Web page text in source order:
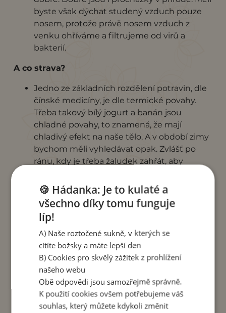
byste však dýchat studený vzduch pouze
nosem, protože právě nosem vzduch z
venku ohříváme a filtrujeme od virů a
bakterií.
A co strava?
Jedno ze základních rozdělení potravin, dle
čínské medicíny, je dle termické povahy.
Třeba takový bílý jogurt a banán jsou
chladné povahy, to znamená, že mají
chladivý efekt na naše tělo. A v období zimy
bychom měli vyhledávat opak. Zvlášť po
ránu, kdy je třeba žaludek zahřát, aby
zaraduje, když do svého jídelníčku zařadíme
teplé snídaně. Např. ovesné, rýžové, či
jakékoliv jiné kaše se sušeným ovocem a
oříšky, doplněné o skořici. Kdo nemá rád k
snídani sladké, může teplou kaši vyměnit za
teplá míchaná vajíčka s kvalitním pečivem,
nebo jakoukoliv teplou polévku.
🍪 Hádanka: Je to kulaté a
všechno díky tomu funguje
líp!
A) Naše roztočené sukně, v kterých se
cítíte božsky a máte lepší den
B) Cookies pro skvělý zážitek z prohlížení
našeho webu
Obě odpovědi jsou samozřejmě správně.
K použití cookies ovšem potřebujeme váš
souhlas, který můžete kdykoli změnit